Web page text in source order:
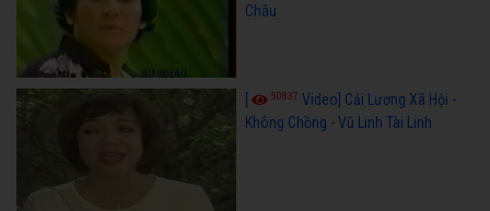
Châu
50837 Video] Cải Lương Xã Hội -
Không Chồng - Vũ Linh Tài Linh